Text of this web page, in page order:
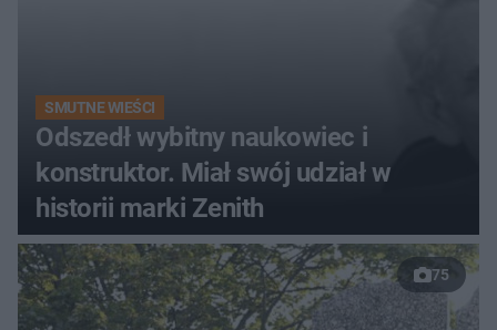
SMUTNE WIEŚCI
Odszedł wybitny naukowiec i
konstruktor. Miał swój udział w
historii marki Zenith
75